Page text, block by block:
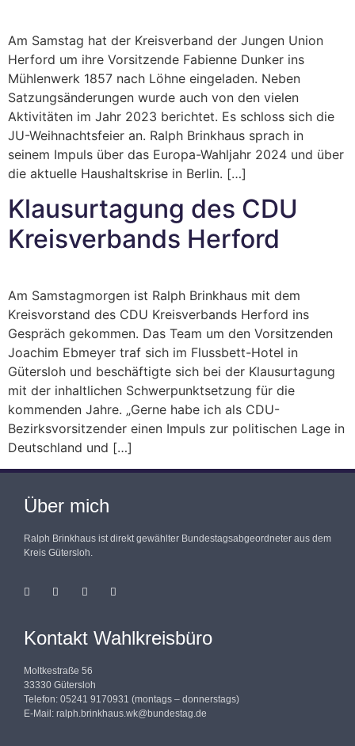
Am Samstag hat der Kreisverband der Jungen Union
Herford um ihre Vorsitzende Fabienne Dunker ins
Mühlenwerk 1857 nach Löhne eingeladen. Neben
Satzungsänderungen wurde auch von den vielen
Aktivitäten im Jahr 2023 berichtet. Es schloss sich die
JU-Weihnachtsfeier an. Ralph Brinkhaus sprach in
seinem Impuls über das Europa-Wahljahr 2024 und über
die aktuelle Haushaltskrise in Berlin. […]
Klausurtagung des CDU
Kreisverbands Herford
Am Samstagmorgen ist Ralph Brinkhaus mit dem
Kreisvorstand des CDU Kreisverbands Herford ins
Gespräch gekommen. Das Team um den Vorsitzenden
Joachim Ebmeyer traf sich im Flussbett-Hotel in
Gütersloh und beschäftigte sich bei der Klausurtagung
mit der inhaltlichen Schwerpunktsetzung für die
kommenden Jahre. „Gerne habe ich als CDU-
Bezirksvorsitzender einen Impuls zur politischen Lage in
Deutschland und […]
Über mich
Ralph Brinkhaus ist direkt gewählter Bundestagsabgeordneter aus dem
Kreis Gütersloh.
Kontakt Wahlkreisbüro
Moltkestraße 56
33330 Gütersloh
Telefon: 05241 9170931 (montags – donnerstags)
E-Mail: ralph.brinkhaus.wk@bundestag.de